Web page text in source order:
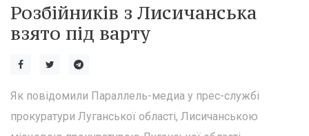
Розбійників з Лисичанська
взято під варту
Як повідомили Параллель-медиа у прес-службі
прокуратури Луганської області, Лисичанською